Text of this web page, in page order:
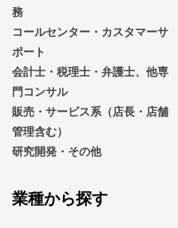
務
コールセンター・カスタマーサ
ポート
会計士・税理士・弁護士、他専
門コンサル
販売・サービス系（店長・店舗
管理含む）
研究開発・その他
業種から探す